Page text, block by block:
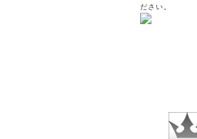
ださい。